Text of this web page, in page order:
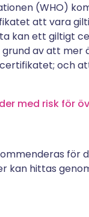
(WHO)
att vara
kan ett giltigt
grund av att
och
med risk för
för
kan hittas